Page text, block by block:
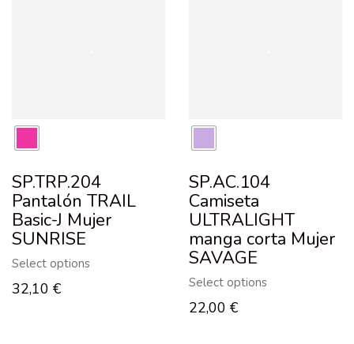
SP.TRP.204
Pantalón TRAIL
Basic-J Mujer
SUNRISE
Select options
32,10 €
SP.AC.104
Camiseta
ULTRALIGHT
manga corta Mujer
SAVAGE
Select options
22,00 €